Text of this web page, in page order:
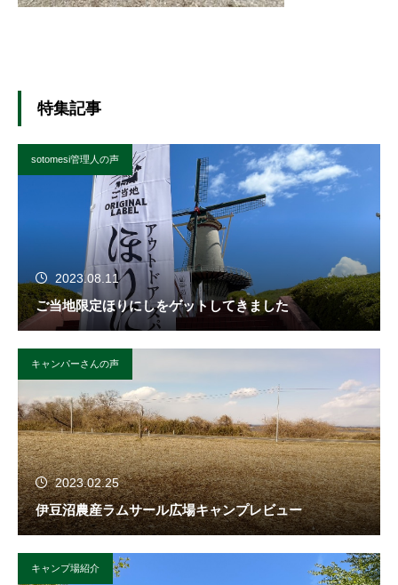
特集記事
sotomesi管理人の声
2023.08.11
ご当地限定ほりにしをゲットしてきました
キャンパーさんの声
2023.02.25
伊豆沼農産ラムサール広場キャンプレビュー
キャンプ場紹介